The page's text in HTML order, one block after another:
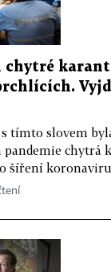
chytré
tímto slovem
pandemie chytrá
šíření